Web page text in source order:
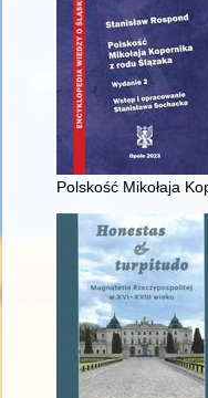
Polskość Mikołaja